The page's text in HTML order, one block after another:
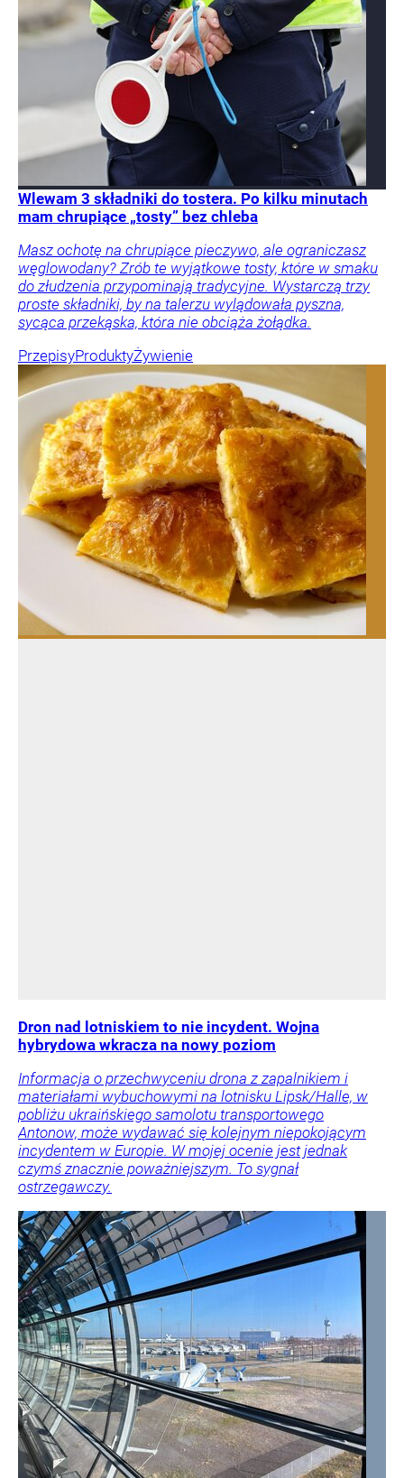
Wlewam 3 składniki do tostera. Po kilku minutach
mam chrupiące „tosty” bez chleba
Masz ochotę na chrupiące pieczywo, ale ograniczasz
węglowodany? Zrób te wyjątkowe tosty, które w smaku
do złudzenia przypominają tradycyjne. Wystarczą trzy
proste składniki, by na talerzu wylądowała pyszna,
sycąca przekąska, która nie obciąża żołądka.
PrzepisyProduktyŻywienie
Dron nad lotniskiem to nie incydent. Wojna
hybrydowa wkracza na nowy poziom
Informacja o przechwyceniu drona z zapalnikiem i
materiałami wybuchowymi na lotnisku Lipsk/Halle, w
pobliżu ukraińskiego samolotu transportowego
Antonow, może wydawać się kolejnym niepokojącym
incydentem w Europie. W mojej ocenie jest jednak
czymś znacznie poważniejszym. To sygnał
ostrzegawczy.